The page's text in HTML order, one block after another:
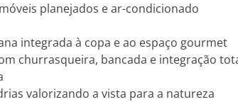
planejados e ar-condicionado
integrada à copa e ao espaço gourmet
churrasqueira, bancada e integração
valorizando a vista para a natureza